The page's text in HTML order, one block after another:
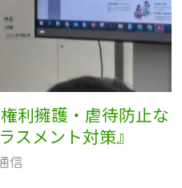
利擁護・虐待防止な
スメント対策』
信